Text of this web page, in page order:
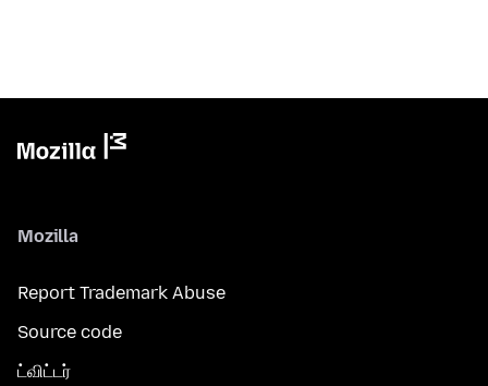
Mozilla
Report Trademark Abuse
Source code
ட்விட்டர்